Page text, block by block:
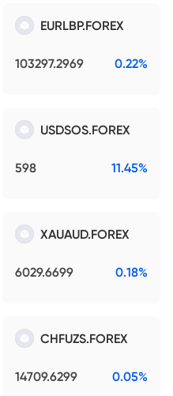
EURLBP.FOREX
103297.2969 0.22%
USDSOS.FOREX
598 11.45%
XAUAUD.FOREX
6029.6699 0.18%
CHFUZS.FOREX
14709.6299 0.05%